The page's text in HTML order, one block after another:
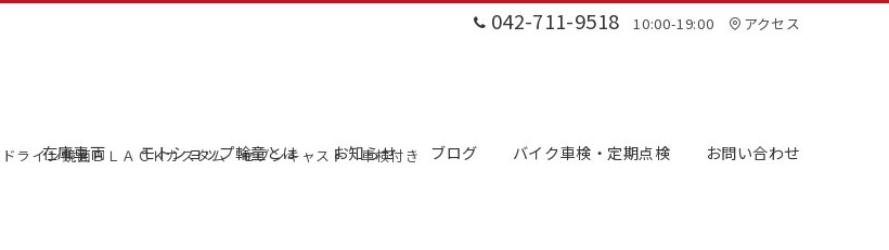
042-711-9518 10:00-19:00 アクセス
在庫車両 モトショップ輪童とは お知らせ ブログ バイク車検・定期点検 お問い合わせ
ライン鏡面ＢＬＡＣＫカスタム セブンキャスト 車検付き